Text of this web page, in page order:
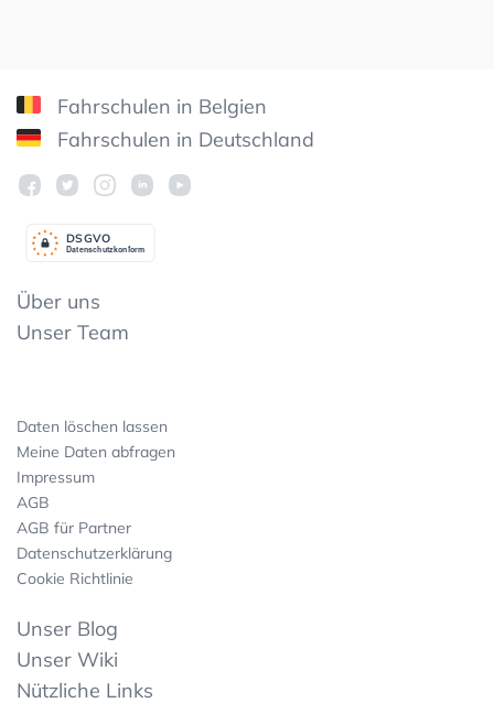
Fahrschulen in Belgien
Fahrschulen in Deutschland
Datenschutzkonform
DSGVO
Über uns
Unser Team
Daten löschen lassen
Meine Daten abfragen
Impressum
AGB
AGB für Partner
Datenschutzerklärung
Cookie Richtlinie
Unser Blog
Unser Wiki
Nützliche Links